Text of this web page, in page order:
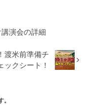
演会の詳細
渡米前準備チ
ックシート！